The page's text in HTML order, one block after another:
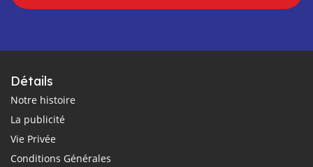
Détails
Notre histoire
La publicité
Vie Privée
Conditions Générales